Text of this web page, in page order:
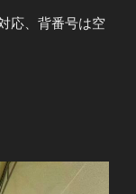
応、背番号は空